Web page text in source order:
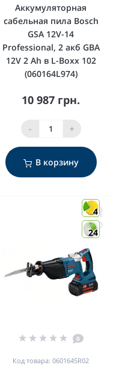
Аккумуляторная
сабельная пила Bosch
GSA 12V-14
Professional, 2 акб GBA
12V 2 Ah в L-Boxx 102
(060164L974)
10 987 грн.
- +
В корзину
4
24
0
Код товара: 0601645R02